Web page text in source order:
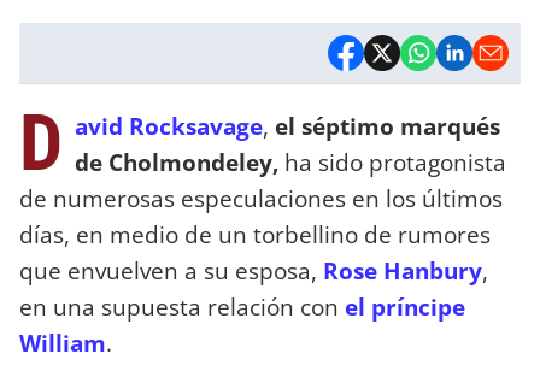
D avid Rocksavage, el séptimo marqués
de Cholmondeley, ha sido protagonista
de numerosas especulaciones en los últimos
días, en medio de un torbellino de rumores
que envuelven a su esposa, Rose Hanbury,
en una supuesta relación con el príncipe
William.